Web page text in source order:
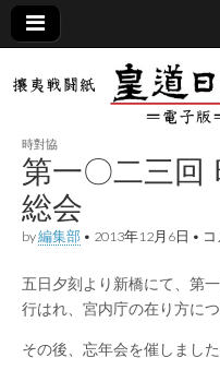
皇道
日報
（防
共新
聞）
敬神
尊皇
｜昭
和八
年創
刊
皇道
実
攘夷
戦闘
紙
時對協
第一〇二三回
総会
by編集部 • 2013年12月6日 • 第
二
三
時
対
五日夕刻より新橋にて、第
行はれ、宮内庁の在り方に
その後、忘年会を催しました